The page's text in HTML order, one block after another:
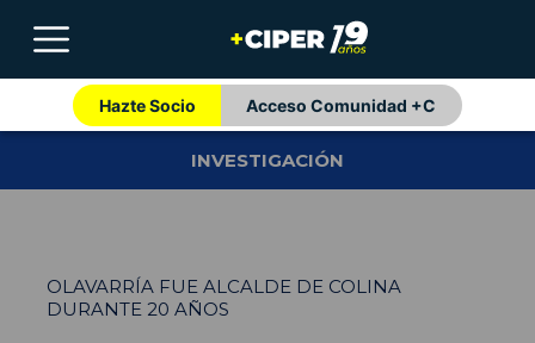
Hazte Socio Acceso Comunidad +C
INVESTIGACIÓN
OLAVARRÍA FUE ALCALDE DE COLINA
DURANTE 20 AÑOS